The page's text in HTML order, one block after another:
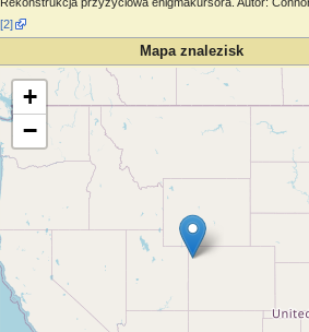
[2]
Mapa znalezisk
Wczytywanie mapy…
+
−